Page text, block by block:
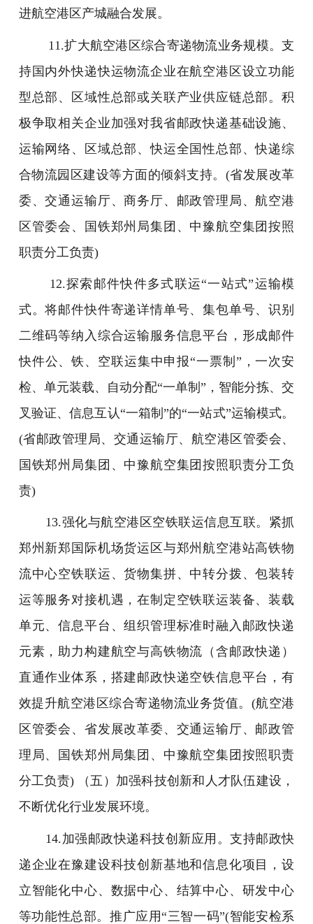
进航空港区产城融合发展。
11.扩大航空港区综合寄递物流业务规模。支
持国内外快递快运物流企业在航空港区设立功能
型总部、区域性总部或关联产业供应链总部。积
极争取相关企业加强对我省邮政快递基础设施、
运输网络、区域总部、快运全国性总部、快递综
合物流园区建设等方面的倾斜支持。(省发展改革
委、交通运输厅、商务厅、邮政管理局、航空港
区管委会、国铁郑州局集团、中豫航空集团按照
职责分工负责)
12.探索邮件快件多式联运“一站式”运输模
式。将邮件快件寄递详情单号、集包单号、识别
二维码等纳入综合运输服务信息平台，形成邮件
快件公、铁、空联运集中申报“一票制”，一次安
检、单元装载、自动分配“一单制”，智能分拣、交
叉验证、信息互认“一箱制”的“一站式”运输模式。
(省邮政管理局、交通运输厅、航空港区管委会、
国铁郑州局集团、中豫航空集团按照职责分工负
责)
13.强化与航空港区空铁联运信息互联。紧抓
郑州新郑国际机场货运区与郑州航空港站高铁物
流中心空铁联运、货物集拼、中转分拨、包装转
运等服务对接机遇，在制定空铁联运装备、装载
单元、信息平台、组织管理标准时融入邮政快递
元素，助力构建航空与高铁物流（含邮政快递）
直通作业体系，搭建邮政快递空铁信息平台，有
效提升航空港区综合寄递物流业务货值。(航空港
区管委会、省发展改革委、交通运输厅、邮政管
理局、国铁郑州局集团、中豫航空集团按照职责
分工负责) （五）加强科技创新和人才队伍建设，
不断优化行业发展环境。
14.加强邮政快递科技创新应用。支持邮政快
递企业在豫建设科技创新基地和信息化项目，设
立智能化中心、数据中心、结算中心、研发中心
等功能性总部。推广应用“三智一码”(智能安检系